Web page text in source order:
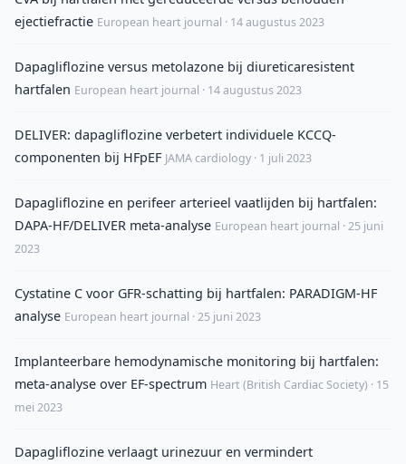
ejectiefractie European heart journal · 14 augustus 2023
Dapagliflozine versus metolazone bij diureticaresistent
hartfalen European heart journal · 14 augustus 2023
DELIVER: dapagliflozine verbetert individuele KCCQ-
componenten bij HFpEF JAMA cardiology · 1 juli 2023
Dapagliflozine en perifeer arterieel vaatlijden bij hartfalen:
DAPA-HF/DELIVER meta-analyse European heart journal · 25 juni
2023
Cystatine C voor GFR-schatting bij hartfalen: PARADIGM-HF
analyse European heart journal · 25 juni 2023
Implanteerbare hemodynamische monitoring bij hartfalen:
meta-analyse over EF-spectrum Heart (British Cardiac Society) · 15
mei 2023
Dapagliflozine verlaagt urinezuur en vermindert